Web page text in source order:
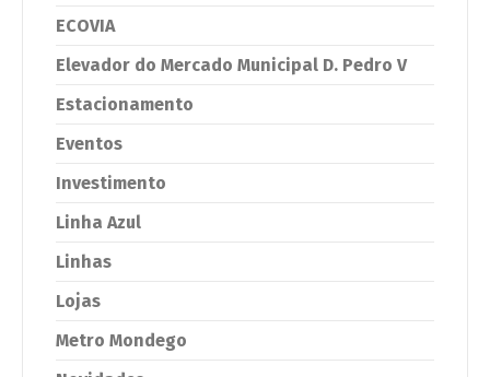
ECOVIA
Elevador do Mercado Municipal D. Pedro V
Estacionamento
Eventos
Investimento
Linha Azul
Linhas
Lojas
Metro Mondego